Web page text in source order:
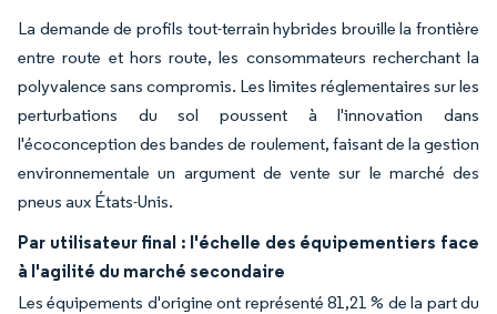
La demande de profils tout-terrain hybrides brouille la frontière
entre route et hors route, les consommateurs recherchant la
polyvalence sans compromis. Les limites réglementaires sur les
perturbations du sol poussent à l'innovation dans
l'écoconception des bandes de roulement, faisant de la gestion
environnementale un argument de vente sur le marché des
pneus aux États-Unis.
Par utilisateur final : l'échelle des équipementiers face
à l'agilité du marché secondaire
Les équipements d'origine ont représenté 81,21 % de la part du